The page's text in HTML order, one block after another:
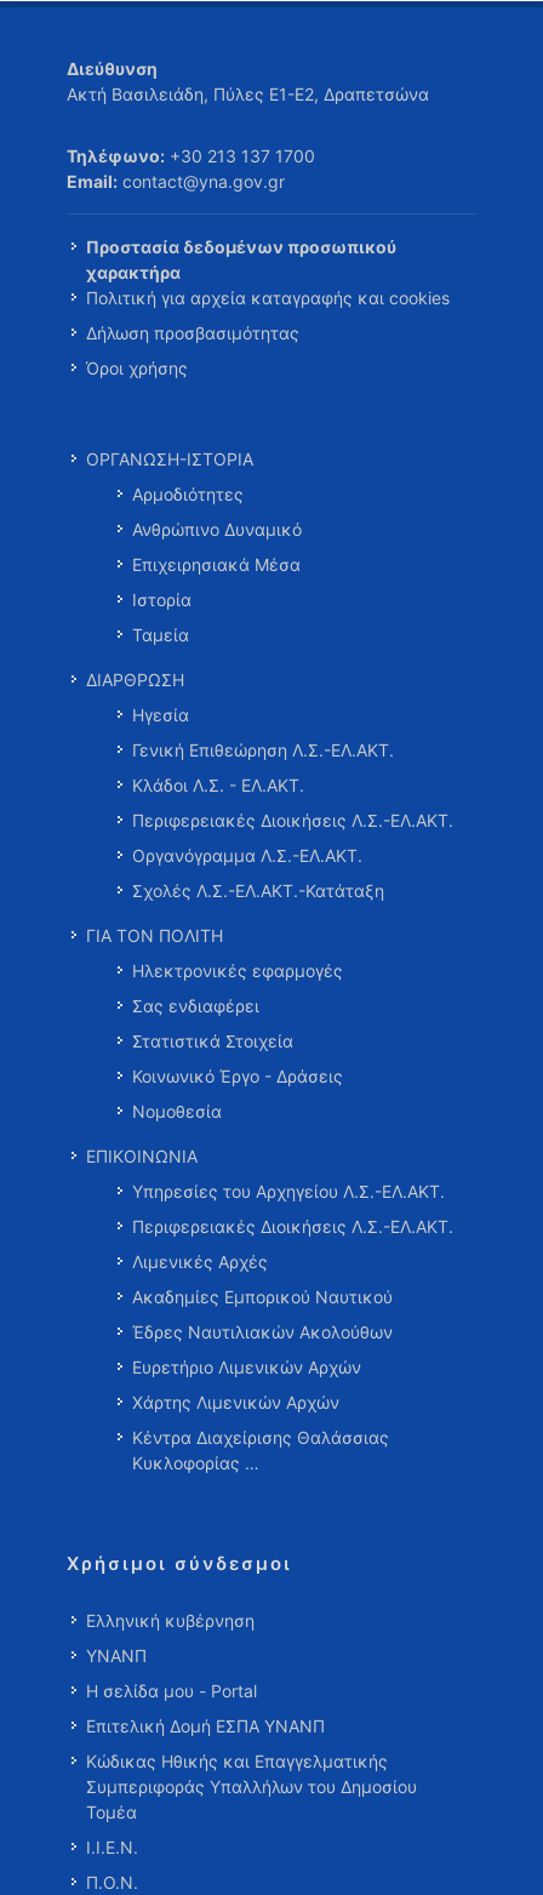
Διεύθυνση
Ακτή Βασιλειάδη, Πύλες Ε1-Ε2, Δραπετσώνα
Τηλέφωνο: +30 213 137 1700
Email: contact@yna.gov.gr
Προστασία δεδομένων προσωπικού
χαρακτήρα
Πολιτική για αρχεία καταγραφής και cookies
Δήλωση προσβασιμότητας
Όροι χρήσης
ΟΡΓΑΝΩΣΗ-ΙΣΤΟΡΙΑ
Αρμοδιότητες
Ανθρώπινο Δυναμικό
Επιχειρησιακά Μέσα
Ιστορία
Ταμεία
ΔΙΑΡΘΡΩΣΗ
Ηγεσία
Γενική Επιθεώρηση Λ.Σ.-ΕΛ.ΑΚΤ.
Κλάδοι Λ.Σ. - ΕΛ.ΑΚΤ.
Περιφερειακές Διοικήσεις Λ.Σ.-ΕΛ.ΑΚΤ.
Οργανόγραμμα Λ.Σ.-ΕΛ.ΑΚΤ.
Σχολές Λ.Σ.-ΕΛ.ΑΚΤ.-Κατάταξη
ΓΙΑ ΤΟΝ ΠΟΛΙΤΗ
Ηλεκτρονικές εφαρμογές
Σας ενδιαφέρει
Στατιστικά Στοιχεία
Κοινωνικό Έργο - Δράσεις
Νομοθεσία
ΕΠΙΚΟΙΝΩΝΙΑ
Υπηρεσίες του Αρχηγείου Λ.Σ.-ΕΛ.ΑΚΤ.
Περιφερειακές Διοικήσεις Λ.Σ.-ΕΛ.ΑΚΤ.
Λιμενικές Αρχές
Ακαδημίες Εμπορικού Ναυτικού
Έδρες Ναυτιλιακών Ακολούθων
Ευρετήριο Λιμενικών Αρχών
Χάρτης Λιμενικών Αρχών
Κέντρα Διαχείρισης Θαλάσσιας
Κυκλοφορίας …
Χρήσιμοι σύνδεσμοι
Ελληνική κυβέρνηση
ΥΝΑΝΠ
Η σελίδα μου - Portal
Επιτελική Δομή ΕΣΠΑ ΥΝΑΝΠ
Κώδικας Ηθικής και Επαγγελματικής
Συμπεριφοράς Υπαλλήλων του Δημοσίου
Τομέα
Ι.Ι.Ε.Ν.
Π.Ο.Ν.